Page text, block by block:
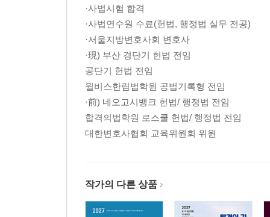
·사법시험 합격
·사법연수원 수료(헌법, 행정법 실무 전공)
·서울지방변호사회 변호사
·現) 부산 경단기 헌법 전임
공단기 헌법 전임
윌비스한림법학원 공법기록형 전임
·前) 네오고시뱅크 헌법/ 행정법 전임
합격의법학원 로스쿨 헌법/ 행정법 전임
대한변호사협회 교육위원회 위원
작가의 다른 상품